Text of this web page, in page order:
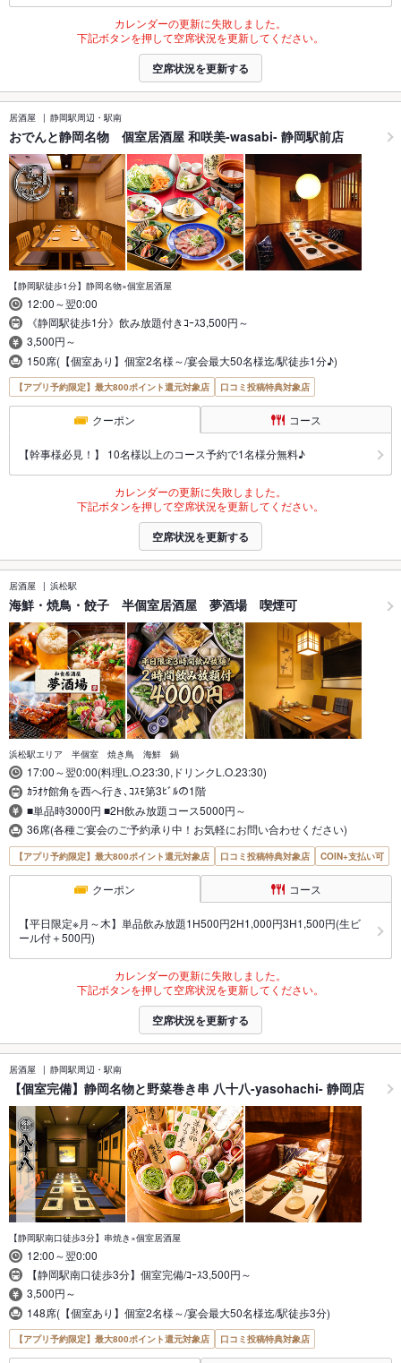
カレンダーの更新に失敗しました。
下記ボタンを押して空席状況を更新してください。
空席状況を更新する
居酒屋 静岡駅周辺・駅南
おでんと静岡名物 個室居酒屋 和咲美-wasabi- 静岡駅前店
【静岡駅徒歩1分】静岡名物×個室居酒屋
12:00～翌0:00
《静岡駅徒歩1分》飲み放題付きｺｰｽ3,500円～
3,500円～
150席(【個室あり】個室2名様～/宴会最大50名様迄/駅徒歩1分♪)
【アプリ予約限定】最大800ポイント還元対象店 口コミ投稿特典対象店
クーポン コース
【幹事様必見！】 10名様以上のコース予約で1名様分無料♪
カレンダーの更新に失敗しました。
下記ボタンを押して空席状況を更新してください。
空席状況を更新する
居酒屋 浜松駅
海鮮・焼鳥・餃子 半個室居酒屋 夢酒場 喫煙可
浜松駅エリア 半個室 焼き鳥 海鮮 鍋
17:00～翌0:00(料理L.O.23:30,ドリンクL.O.23:30)
ｶﾗｵｹ館角を西へ行き､ｺｽﾓ第3ﾋﾞﾙの1階
■単品時3000円 ■2H飲み放題コース5000円～
36席(各種ご宴会のご予約承り中！お気軽にお問い合わせください)
【アプリ予約限定】最大800ポイント還元対象店 口コミ投稿特典対象店 COIN+支払い可
クーポン コース
【平日限定※月～木】単品飲み放題1H500円2H1,000円3H1,500円(生ビ
ール付＋500円)
カレンダーの更新に失敗しました。
下記ボタンを押して空席状況を更新してください。
空席状況を更新する
居酒屋 静岡駅周辺・駅南
【個室完備】静岡名物と野菜巻き串 八十八-yasohachi- 静岡店
【静岡駅南口徒歩3分】串焼き×個室居酒屋
12:00～翌0:00
【静岡駅南口徒歩3分】個室完備/ｺｰｽ3,500円～
3,500円～
148席(【個室あり】個室2名様～/宴会最大50名様迄/駅徒歩3分)
【アプリ予約限定】最大800ポイント還元対象店 口コミ投稿特典対象店